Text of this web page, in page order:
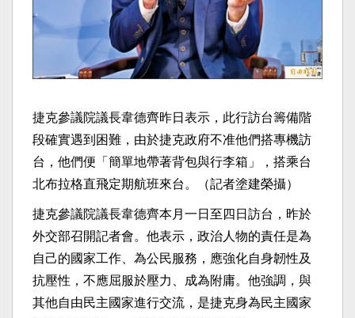
捷克參議院議長韋德齊昨日表示，此行訪台籌備階
段確實遇到困難，由於捷克政府不准他們搭專機訪
台，他們便「簡單地帶著背包與行李箱」，搭乘台
北布拉格直飛定期航班來台。（記者塗建榮攝）
捷克參議院議長韋德齊本月一日至四日訪台，昨於
外交部召開記者會。他表示，政治人物的責任是為
自己的國家工作、為公民服務，應強化自身韌性及
抗壓性，不應屈服於壓力、成為附庸。他強調，與
其他自由民主國家進行交流，是捷克身為民主國家